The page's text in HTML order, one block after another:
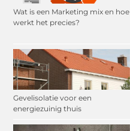
Wat is een Marketing mix en hoe
werkt het precies?
Gevelisolatie voor een
energiezuinig thuis